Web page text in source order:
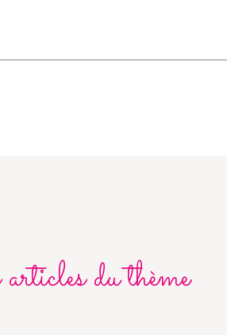
du thème